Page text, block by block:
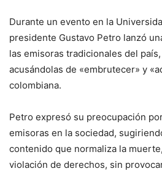
Durante un evento en la
presidente Gustavo Petro lanzó
las emisoras tradicionales del país,
acusándolas de «embrutecer» y
colombiana.
Petro expresó su preocupación
emisoras en la sociedad,
contenido que normaliza la
violación de derechos, sin